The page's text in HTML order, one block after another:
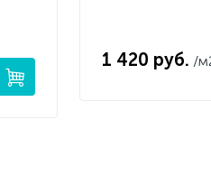
1 420 руб. /